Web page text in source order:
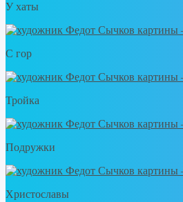
У хаты
С гор
Тройка
Подружки
Христославы